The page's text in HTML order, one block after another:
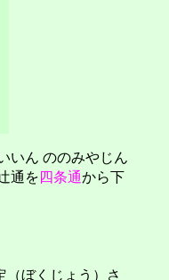
いん ののみやじん
通を 四条通から下
（ぼくじょう）さ